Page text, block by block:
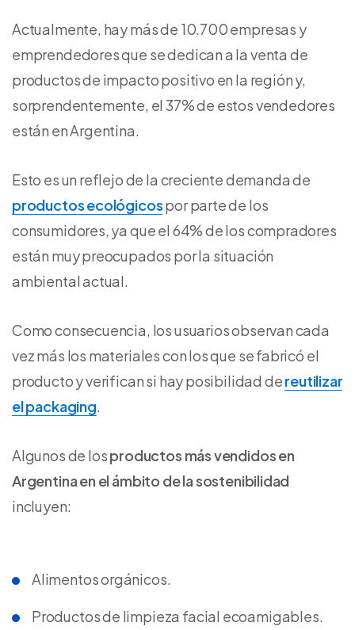
Actualmente, hay más de 10.700 empresas y
emprendedores que se dedican a la venta de
productos de impacto positivo en la región y,
sorprendentemente, el 37% de estos vendedores
están en Argentina.
Esto es un reflejo de la creciente demanda de
productos ecológicospor parte de los
consumidores, ya que el 64% de los compradores
están muy preocupados por la situación
ambiental actual.
Como consecuencia, los usuarios observan cada
vez más los materiales con los que se fabricó el
producto y verifican si hay posibilidad dereutilizar
el packaging.
Algunos de losproductos más vendidos en
Argentina en el ámbito de la sostenibilidad
incluyen:
Alimentos orgánicos.
Productos de limpieza facial ecoamigables.